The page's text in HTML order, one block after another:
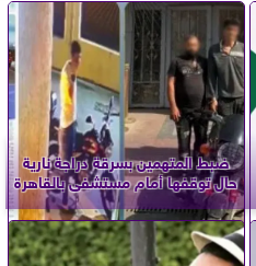
ضبط المتهمين بسرقة دراجة نارية
حال توقفها أمام مستشفى بالقاهرة